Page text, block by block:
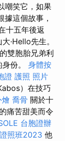
嘲笑它，如果
這個故事，
十五年後返
·Hello先生。
雙胞胎兄弟利
份。 身體按
證 護照 照片
）在技巧
喬骨 關於十
痛苦甜美而令
台胞證辦
照班2023 他